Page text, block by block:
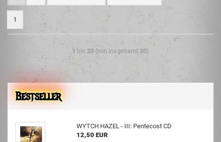
1
1 bis 20 (von insgesamt 20)
Bestseller
WYTCH HAZEL - III: Pentecost CD
12,50 EUR